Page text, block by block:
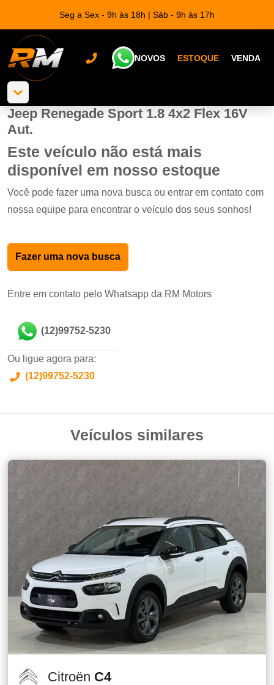
Seg a Sex - 9h às 18h | Sáb - 9h às 17h
NOVOS ESTOQUE VENDA
Jeep Renegade Sport 1.8 4x2 Flex 16V
Aut.
Este veículo não está mais
disponível em nosso estoque
Você pode fazer uma nova busca ou entrar em contato com
nossa equipe para encontrar o veículo dos seus sonhos!
Fazer uma nova busca
Entre em contato pelo Whatsapp da RM Motors
(12)99752-5230
Ou ligue agora para:
(12)99752-5230
Veículos similares
Citroën C4